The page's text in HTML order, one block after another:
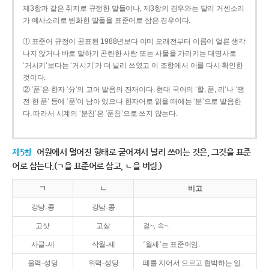
제3항과 같은 취지로 규정한 말들이나, 제3항의 경우와는 달리 거센소리
가 예사소리로 변화한 말들을 표준어로 삼은 경우이다.
① 표준어 규정이 공표된 1988년보다 이미 오래전부터 이름이 얼른 생각
나지 않거나 바로 말하기 곤란한 사람 또는 사물을 가리키는 대명사로
‘거시키’보다는 ‘거시기’가 더 널리 쓰였고 이 조항에서 이를 다시 확인한
것이다.
② ‘푼’은 한자 ‘分’의 고어 발음의 잔재이다. 현대 국어의 ‘할, 푼, 리’나 ‘땡
전 한 푼’ 등에 ‘푼’이 남아 있으나 한자어로 읽을 때에는 ‘분’으로 발음한
다. 따라서 시계의 ‘분침’은 ‘푼침’으로 쓰지 않는다.
제5항 어원에서 멀어진 형태로 굳어져서 널리 쓰이는 것은, 그것을 표준
어로 삼는다.(ㄱ을 표준어로 삼고, ㄴ을 버림.)
ㄱ ㄴ 비고
강낭-콩 강남-콩
고삿 고샅 겉~, 속~.
사글-세 삭월-세 ‘월세’는 표준어임.
울력-성당 위력-성당 떼를 지어서 으르고 협박하는 일.